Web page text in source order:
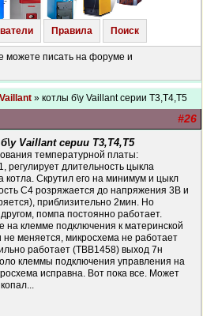
Правила Поиск
можете писать на форуме и
Vaillant » котлы б\у Vaillant серии Т3,Т4,Т5
#26
Vaillant серии Т3,Т4,Т5
температурной платы:
регулирует длительность цыкла
котла. Скрутил его на минимум и цыкл
С4 розряжается до напряжения 3В и
приблизительно 2мин. Но
помпа постоянно работает.
на клемме подключения к материнской
не меняется, микросхема не работает
работает (ТВВ1458) выход 7н
клеммы подключения управления на
исправна. Вот пока все. Может